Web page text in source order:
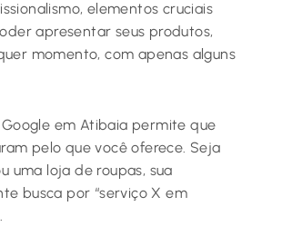
elementos cruciais
apresentar seus produtos,
momento, com apenas alguns
em Atibaia permite que
pelo que você oferece. Seja
uma loja de roupas, sua
busca por “serviço X em